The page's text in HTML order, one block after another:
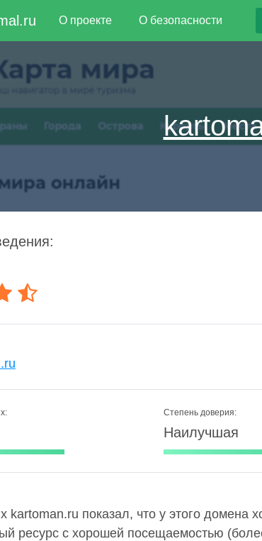
О проекте О безопасности
Степень доверия:
Наилучшая
kartoman.ru показал, что у этого домена
ресурс с хорошей посещаемостью